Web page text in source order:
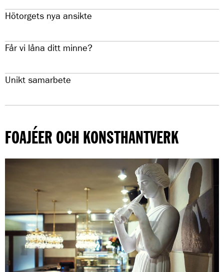
Hötorgets nya ansikte
Får vi låna ditt minne?
Unikt samarbete
FOAJÉER OCH KONSTHANTVERK